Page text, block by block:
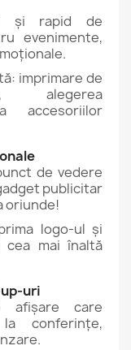
și rapid de
evenimente,
imprimare de
alegerea
accesoriilor
de vedere
publicitar
oriunde!
logo-ul și
cea mai înaltă
uri
afișare care
conferințe,